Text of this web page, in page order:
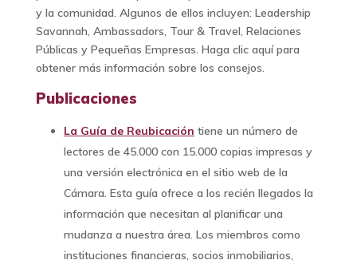
y la comunidad. Algunos de ellos incluyen: Leadership
Savannah, Ambassadors, Tour & Travel, Relaciones
Públicas y Pequeñas Empresas. Haga clic aquí para
obtener más información sobre los consejos.
Publicaciones
La Guía de Reubicación tiene un número de
lectores de 45.000 con 15.000 copias impresas y
una versión electrónica en el sitio web de la
Cámara. Esta guía ofrece a los recién llegados la
información que necesitan al planificar una
mudanza a nuestra área. Los miembros como
instituciones financieras, socios inmobiliarios,